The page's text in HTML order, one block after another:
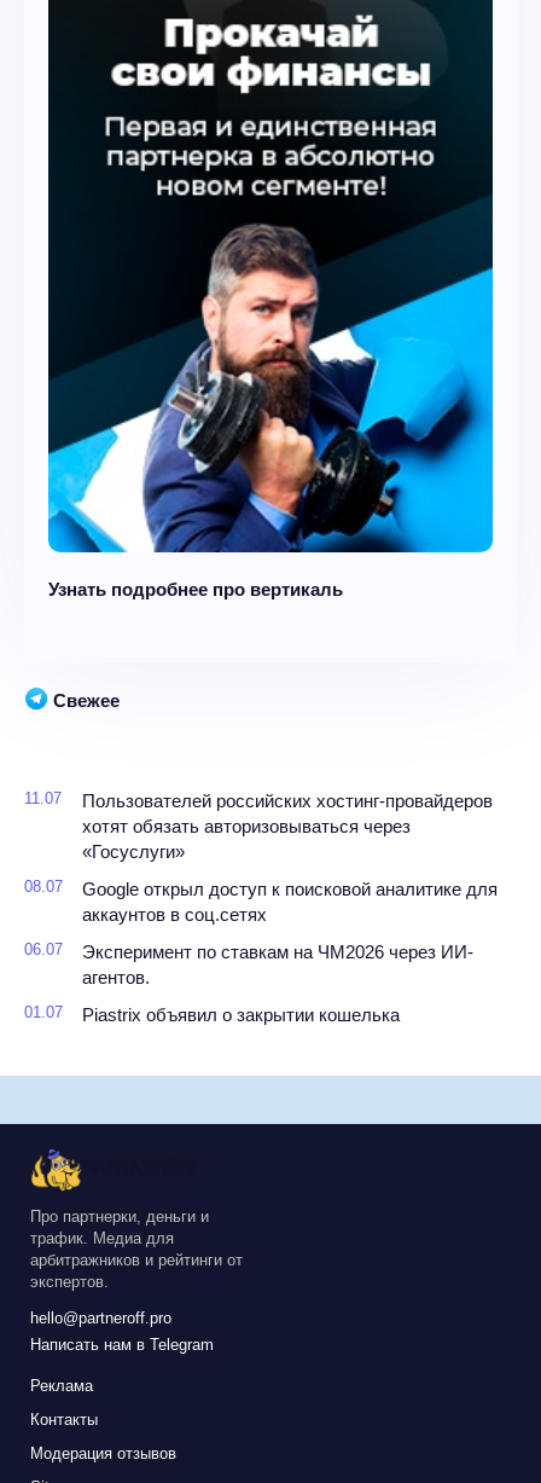
Свежее
11.07
Пользователей российских хостинг-провайдеров
хотят обязать авторизовываться через
«Госуслуги»
08.07
Google открыл доступ к поисковой аналитике для
аккаунтов в соц.сетях
06.07
Эксперимент по ставкам на ЧМ2026 через ИИ-
агентов.
01.07 Piastrix объявил о закрытии кошелька
Узнать подробнее про вертикаль
Про партнерки, деньги и
трафик. Медиа для
арбитражников и рейтинги от
экспертов.
hello@partneroff.pro
Написать нам в Telegram
Реклама
Контакты
Модерация отзывов